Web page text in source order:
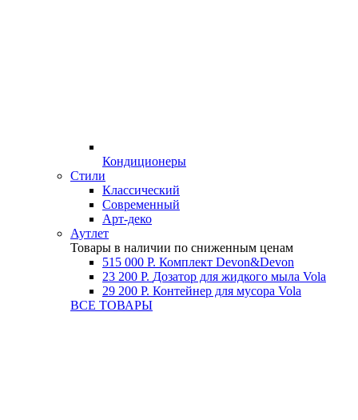
Кондиционеры
Стили
Классический
Современный
Арт-деко
Аутлет
Товары в наличии по сниженным ценам
515 000 Р. Комплект Devon&Devon
23 200 Р. Дозатор для жидкого мыла Vola
29 200 Р. Контейнер для мусора Vola
ВСЕ ТОВАРЫ